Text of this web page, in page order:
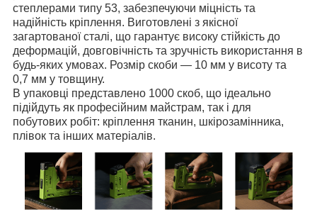
степлерами типу 53, забезпечуючи міцність та
надійність кріплення. Виготовлені з якісної
загартованої сталі, що гарантує високу стійкість до
деформацій, довговічність та зручність використання в
будь-яких умовах. Розмір скоби — 10 мм у висоту та
0,7 мм у товщину.
В упаковці представлено 1000 скоб, що ідеально
підійдуть як професійним майстрам, так і для
побутових робіт: кріплення тканин, шкірозамінника,
плівок та інших матеріалів.